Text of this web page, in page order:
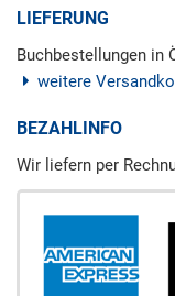
LIEFERUNG
Buchbestellungen in
weitere
BEZAHLINFO
Wir liefern per